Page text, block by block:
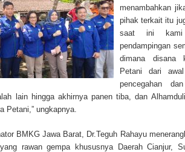
menambahkan
pihak terkait itu
saat ini kami
pendampingan
dimana disana
Petani dari awal
pencegahan
lain hingga akhirnya panen tiba, dan
Petani,” ungkapnya.
BMKG Jawa Barat, Dr.Teguh Rahayu
rawan gempa khususnya Daerah Cianjur,